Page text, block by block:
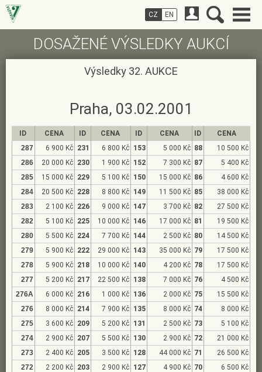
DOSAŽENÉ VÝSLEDKY AUKCÍ
Výsledky 32. AUKCE
Praha, 03.02.2001
ID CENA ID CENA ID CENA ID
CENA
287
6 900 Kč 231 6 800 Kč 153 5 000 Kč 88
10 500 Kč
286
20 000 Kč 230 1 900 Kč 152 7 300 Kč 87
5 400 Kč
285
15 000 Kč 229 5 100 Kč 150 15 000 Kč 86
4 600 Kč
284
20 500 Kč 228 8 800 Kč 149 11 500 Kč 85
38 000 Kč
283
2 100 Kč 226 9 000 Kč 147 3 700 Kč 82
27 500 Kč
282
5 100 Kč 225 10 000 Kč 146 17 000 Kč 81
19 500 Kč
280
5 500 Kč 224 7 700 Kč 144 2 500 Kč 80
14 500 Kč
279
5 900 Kč 222 29 000 Kč 143 35 000 Kč 79
17 500 Kč
278
5 900 Kč 218 10 000 Kč 140 4 200 Kč 78
17 500 Kč
277
5 200 Kč 217 22 500 Kč 138 7 000 Kč 76
4 500 Kč
276A
6 000 Kč 216 1 000 Kč 136 2 000 Kč 75
15 500 Kč
276
8 000 Kč 214 7 900 Kč 135 8 000 Kč 74
8 000 Kč
275
3 600 Kč 209 5 200 Kč 131 2 500 Kč 73
5 100 Kč
274
2 900 Kč 207 5 500 Kč 130 2 900 Kč 72
21 000 Kč
273
2 400 Kč 205 3 500 Kč 128 44 000 Kč 71
26 500 Kč
272
2 200 Kč 203 2 900 Kč 127 4 900 Kč 70
6 500 Kč
CZ EN